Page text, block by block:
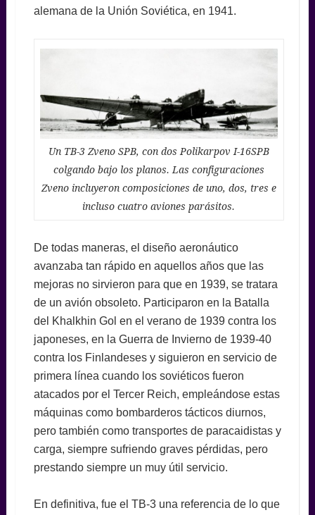
alemana de la Unión Soviética, en 1941.
Un TB-3 Zveno SPB, con dos Polikarpov I-16SPB
colgando bajo los planos. Las configuraciones
Zveno incluyeron composiciones de uno, dos, tres e
incluso cuatro aviones parásitos.
De todas maneras, el diseño aeronáutico
avanzaba tan rápido en aquellos años que las
mejoras no sirvieron para que en 1939, se tratara
de un avión obsoleto. Participaron en la Batalla
del Khalkhin Gol en el verano de 1939 contra los
japoneses, en la Guerra de Invierno de 1939-40
contra los Finlandeses y siguieron en servicio de
primera línea cuando los soviéticos fueron
atacados por el Tercer Reich, empleándose estas
máquinas como bombarderos tácticos diurnos,
pero también como transportes de paracaidistas y
carga, siempre sufriendo graves pérdidas, pero
prestando siempre un muy útil servicio.
En definitiva, fue el TB-3 una referencia de lo que